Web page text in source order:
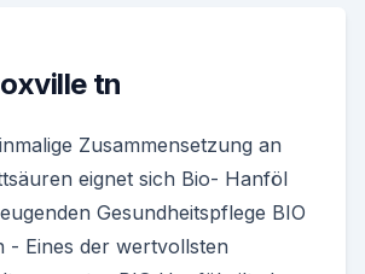
tn
Zusammensetzung an
eignet sich Bio- Hanföl
Gesundheitspflege BIO
- Eines der wertvollsten